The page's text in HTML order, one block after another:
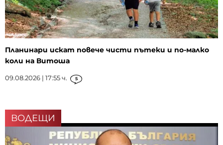
Планинари искат повече чисти пътеки и по-малко
коли на Витоша
09.08.2026 | 17:55 ч. 5
ВОДЕЩИ